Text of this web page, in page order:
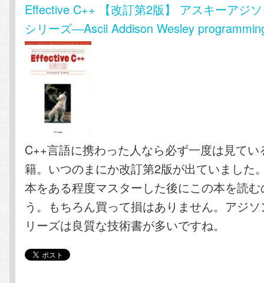
Effective C++ 【改訂第2版】 アスキーアジ
シリーズ―Ascii Addison Wesley
C++言語に携わった人なら必ず一度は見て
籍。いつのまにか改訂第2版が出ていました
本をある程度マスターした後にこの本を読
う。もちろん買って損はありません。アジ
リーズは良質な技術書が多いですね。